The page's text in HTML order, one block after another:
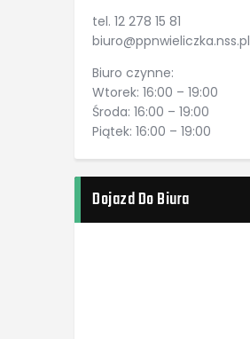
tel. 12 278 15 81
biuro@ppnwieliczka.nss.pl
Biuro czynne:
Wtorek: 16:00 – 19:00
Środa: 16:00 – 19:00
Piątek: 16:00 – 19:00
Dojazd Do Biura